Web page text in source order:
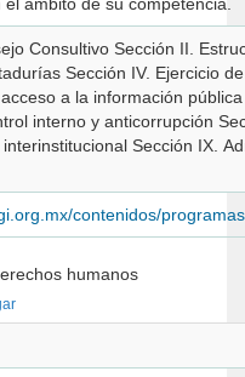
Consultivo Sección II.
Sección IV. Ejercicio
a la información
interno y anticorrupción
Sección IX.
contenidos/
humanos